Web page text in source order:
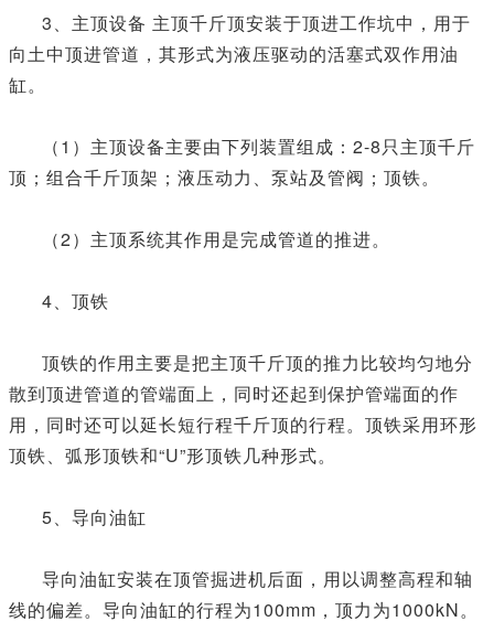
3、主顶设备 主顶千斤顶安装于顶进工作坑中，用于
向土中顶进管道，其形式为液压驱动的活塞式双作用油
缸。
（1）主顶设备主要由下列装置组成：2-8只主顶千斤
顶；组合千斤顶架；液压动力、泵站及管阀；顶铁。
（2）主顶系统其作用是完成管道的推进。
4、顶铁
顶铁的作用主要是把主顶千斤顶的推力比较均匀地分
散到顶进管道的管端面上，同时还起到保护管端面的作
用，同时还可以延长短行程千斤顶的行程。顶铁采用环形
顶铁、弧形顶铁和“U”形顶铁几种形式。
5、导向油缸
导向油缸安装在顶管掘进机后面，用以调整高程和轴
线的偏差。导向油缸的行程为100mm，顶力为1000kN。